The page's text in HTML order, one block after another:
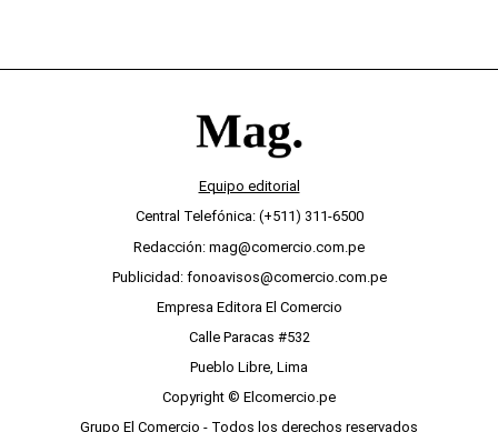
Equipo editorial
Central Telefónica: (+511) 311-6500
Redacción: mag@comercio.com.pe
Publicidad: fonoavisos@comercio.com.pe
Empresa Editora El Comercio
Calle Paracas #532
Pueblo Libre, Lima
Copyright © Elcomercio.pe
Grupo El Comercio - Todos los derechos reservados